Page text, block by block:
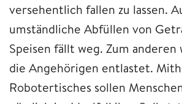
versehentlich fallen zu lassen.
umständliche Abfüllen von
Speisen fällt weg. Zum anderen
die Angehörigen entlastet.
Robotertisches sollen